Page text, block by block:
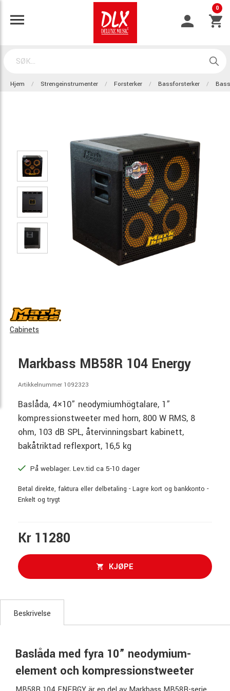
0
Hjem Strengeinstrumenter Forsterker Bassforsterker
Cabinets
Markbass MB58R 104 Energy
Artikkelnummer 1092323
Baslåda, 4×10” neodymiumhögtalare, 1”
kompressionstweeter med horn, 800 W RMS, 8
ohm, 103 dB SPL, återvinningsbart kabinett,
bakåtriktad reflexport, 16,5 kg
På weblager. Lev.tid ca 5-10 dager
Betal direkte, faktura eller delbetaling - Lagre kort og bankkonto -
Enkelt og trygt
Kr 11280
KJØPE
Beskrivelse
Baslåda med fyra 10” neodymium-
element och kompressionstweeter